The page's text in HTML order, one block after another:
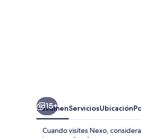
15+
ResumenServiciosUbicación
Cuando visites Nexo,